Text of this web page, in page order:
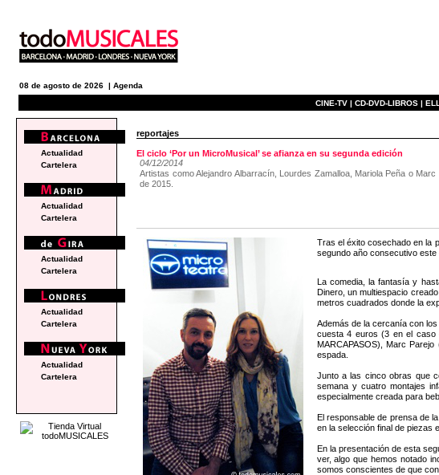
08 de agosto de 2026 | Agenda
CINE-TV | CD-DVD-LIBROS |
reportajes
El ciclo ‘Por un MicroMusical’ se afianza en su segunda edición
04/12/2014
Artistas como Alejandro Albarracín, Lourdes Zamalloa, Mariola Peña o
de 2015.
Tras el éxito cosechado en la
segundo año consecutivo este
La comedia, la fantasía y
Dinero, un multiespacio
metros cuadrados donde la
Además de la cercanía con
cuesta 4 euros (3 en el caso
MARCAPASOS), Marc
espada.
Junto a las cinco obras que
semana y cuatro montajes
especialmente creada para
El responsable de prensa de
en la selección final de piezas
En la presentación de esta
ver, algo que hemos notado
somos conscientes de que
Actualidad
Cartelera
Actualidad
Cartelera
Actualidad
Cartelera
Actualidad
Cartelera
Actualidad
Cartelera